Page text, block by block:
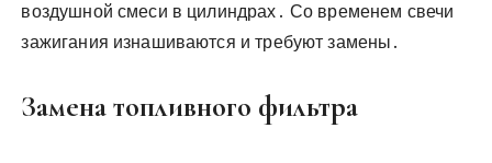
воздушной смеси в цилиндрах․ Со временем свечи
зажигания изнашиваются и требуют замены․
Замена топливного фильтра